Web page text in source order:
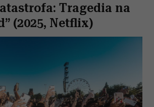
Tragedia na
(2025, Netflix)